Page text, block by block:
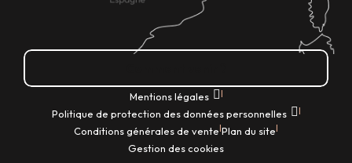
Mentions légales |
Politique de protection des données personnelles |
Conditions générales de vente|Plan du site|
Gestion des cookies